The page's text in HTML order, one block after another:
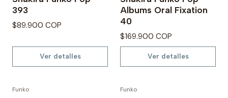
393
$89.900 COP
Ver detalles
Albums Oral Fixation
40
$169.900 COP
Ver detalles
Funko Funko